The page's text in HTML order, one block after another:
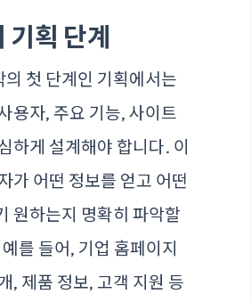
기획 단계
첫 단계인 기획에서는
용자, 주요 기능, 사이트
하게 설계해야 합니다. 이
가 어떤 정보를 얻고 어떤
원하는지 명확히 파악할
를 들어, 기업 홈페이지
, 제품 정보, 고객 지원 등